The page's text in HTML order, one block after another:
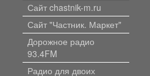
Сайт chastnik-m.ru
Сайт "Частник. Маркет"
Дорожное радио
93.4FM
Радио для двоих